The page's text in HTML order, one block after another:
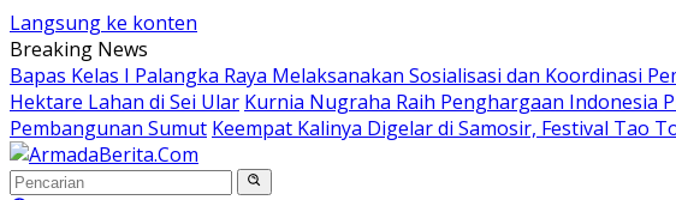
Langsung ke konten
Breaking News
Bapas Kelas I Palangka Raya Melaksanakan Sosialisasi dan Koordinasi
Hektare Lahan di Sei Ular Kurnia Nugraha Raih Penghargaan Indonesia
Pembangunan Sumut Keempat Kalinya Digelar di Samosir, Festival Tao